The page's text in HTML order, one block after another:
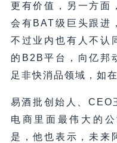
更有价值，另一方面
会有BAT级巨头跟进
不过业内也有人不认
的B2B平台，向亿邦
足非快消品领域，如
易酒批创始人、CEO
电商里面最伟大的
是，他也表示，未来